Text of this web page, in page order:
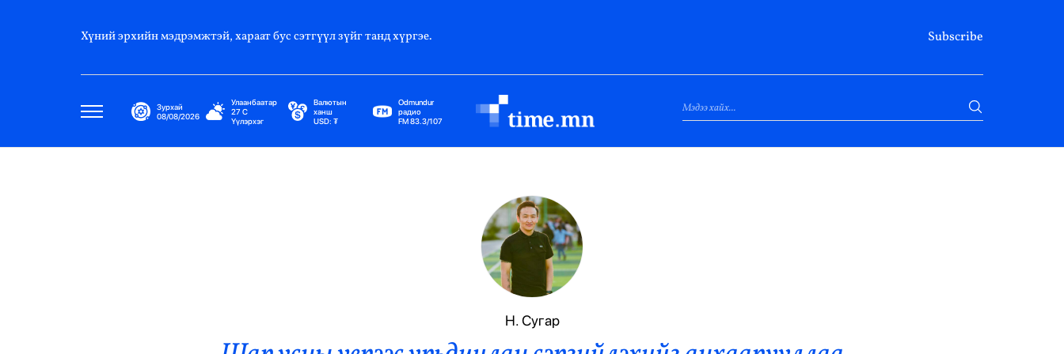
Хүний эрхийн мэдрэмжтэй, хараат бус сэтгүүл зүйг танд хүргэе. Subscribe
Зурхай
08/08/2026
Улаанбаатар
27C
Үүлэрхэг
Валютын
ханш
USD: ₮
Odmundur
радио
FM 83.3/107
Гадаад Харилцаа
Элчин Сайд
Парламент
Засгийн Газар
Н. Сугар